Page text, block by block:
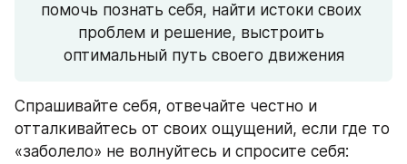
помочь познать себя, найти истоки своих
проблем и решение, выстроить
оптимальный путь своего движения
Спрашивайте себя, отвечайте честно и
отталкивайтесь от своих ощущений, если где то
«заболело» не волнуйтесь и спросите себя: